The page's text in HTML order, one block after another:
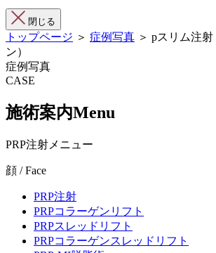
閉じる
トップページ ＞ 症例写真 ＞ pスリム注
ン）
症例写真
CASE
施術案内Menu
PRP注射メニュー
顔 / Face
PRP注射
PRPコラーゲンリフト
PRPスレッドリフト
PRPコラーゲンスレッドリフト